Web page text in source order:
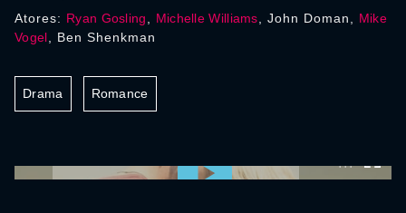
Atores: Ryan Gosling Michelle Williams , John Doman, Mike
Vogel , Ben Shenkman
Drama Romance